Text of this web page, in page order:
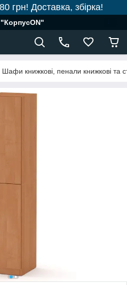
грн! Доставка, збірка!
"КорпусON"
Шафи книжкові, пенали книжкові та